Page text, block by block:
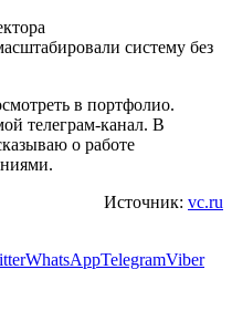
систему без
в портфолио.
телеграм-канал. В
о работе
Источник: vc.ru
WhatsAppTelegramViber